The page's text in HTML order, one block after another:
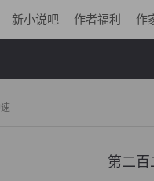
新小说吧 作者福利 作
第二百